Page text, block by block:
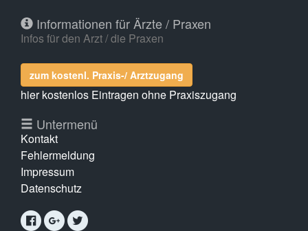
Informationen für Ärzte / Praxen
Infos für den Arzt / die Praxen
zum kostenl. Praxis-/ Arztzugang
hier kostenlos Eintragen ohne Praxiszugang
Untermenü
Kontakt
Fehlermeldung
Impressum
Datenschutz